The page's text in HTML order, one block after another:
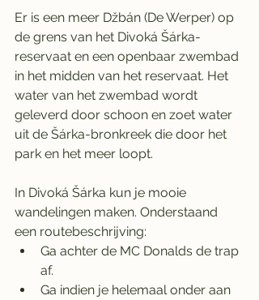
Er is een meer Džbán (De Werper) op
de grens van het Divoká Šárka-
reservaat en een openbaar zwembad
in het midden van het reservaat. Het
water van het zwembad wordt
geleverd door schoon en zoet water
uit de Šárka-bronkreek die door het
park en het meer loopt.
In Divoká Šárka kun je mooie
wandelingen maken. Onderstaand
een routebeschrijving:
Ga achter de MC Donalds de trap
af.
Ga indien je helemaal onder aan